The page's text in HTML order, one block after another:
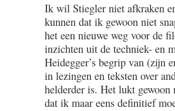
Ik wil Stiegler niet afkraken
kunnen dat ik gewoon niet
het een nieuwe weg voor de
inzichten uit de techniek- en
Heidegger’s begrip van (zijn
in lezingen en teksten over
helderder is. Het lukt gewoon
dat ik maar eens definitief